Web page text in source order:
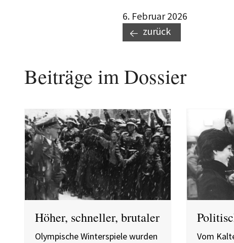
6. Februar 2026
zurück
Beiträge im Dossier
Höher, schneller, brutaler
Olympische Winterspiele wurden
Vom